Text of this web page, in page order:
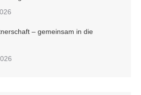
– gemeinsam in die